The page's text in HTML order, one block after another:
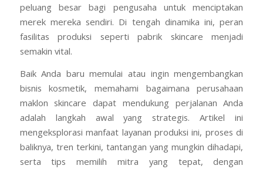
peluang besar bagi pengusaha untuk menciptakan
merek mereka sendiri. Di tengah dinamika ini, peran
fasilitas produksi seperti pabrik skincare menjadi
semakin vital.
Baik Anda baru memulai atau ingin mengembangkan
bisnis kosmetik, memahami bagaimana perusahaan
maklon skincare dapat mendukung perjalanan Anda
adalah langkah awal yang strategis. Artikel ini
mengeksplorasi manfaat layanan produksi ini, proses di
baliknya, tren terkini, tantangan yang mungkin dihadapi,
serta tips memilih mitra yang tepat, dengan